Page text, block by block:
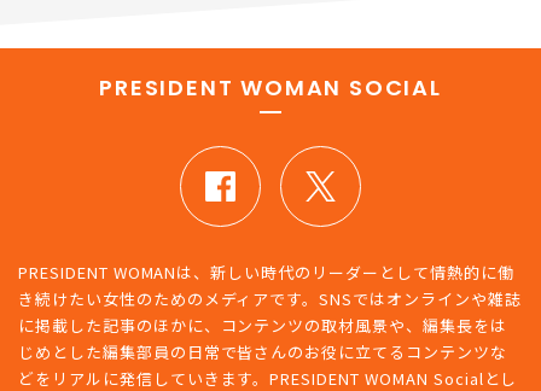
PRESIDENT WOMAN SOCIAL
PRESIDENT WOMANは、新しい時代のリーダーとして情熱的に働
き続けたい女性のためのメディアです。SNSではオンラインや雑誌
に掲載した記事のほかに、コンテンツの取材風景や、編集長をは
じめとした編集部員の日常で皆さんのお役に立てるコンテンツな
どをリアルに発信していきます。PRESIDENT WOMAN Socialとし